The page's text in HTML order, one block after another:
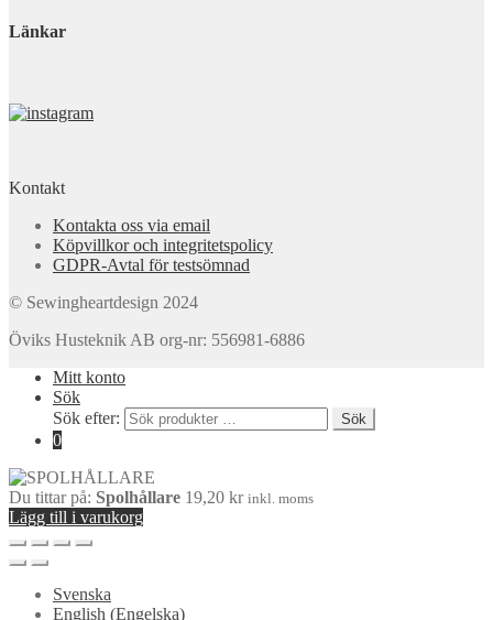
Länkar
Kontakt
Kontakta oss via email
Köpvillkor och integritetspolicy
GDPR-Avtal för testsömnad
© Sewingheartdesign 2024
Öviks Husteknik AB org-nr: 556981-6886
Mitt konto
Sök
Sök efter:
Sök
0
Du tittar på: Spolhållare 19,20 kr inkl. moms
Lägg till i varukorg
Svenska
English (Engelska)